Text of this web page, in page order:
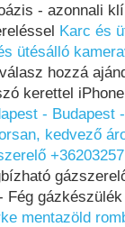
- azonnali
Karc és
ütésálló
hozzá
kerettel
- Budapest
kedvező
Fég
mentazöld